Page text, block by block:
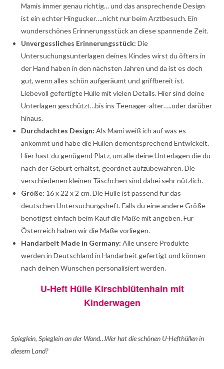
Mamis immer genau richtig… und das ansprechende Design
ist ein echter Hingucker….nicht nur beim Arztbesuch. Ein
wunderschönes Erinnerungsstück an diese spannende Zeit.
Unvergessliches Erinnerungsstück: Die
Untersuchungsunterlagen deines Kindes wirst du öfters in
der Hand haben in den nächsten Jahren und da ist es doch
gut, wenn alles schön aufgeräumt und griffbereit ist.
Liebevoll gefertigte Hülle mit vielen Details. Hier sind deine
Unterlagen geschützt…bis ins Teenager-alter…..oder darüber
hinaus.
Durchdachtes Design: Als Mami weiß ich auf was es
ankommt und habe die Hüllen dementsprechend Entwickelt.
Hier hast du genügend Platz, um alle deine Unterlagen die du
nach der Geburt erhältst, geordnet aufzubewahren. Die
verschiedenen kleinen Täschchen sind dabei sehr nützlich.
Größe: 16 x 22 x 2 cm. Die Hülle ist passend für das
deutschen Untersuchungsheft. Falls du eine andere Größe
benötigst einfach beim Kauf die Maße mit angeben. Für
Österreich haben wir die Maße vorliegen.
Handarbeit Made in Germany: Alle unsere Produkte
werden in Deutschland in Handarbeit gefertigt und können
nach deinen Wünschen personalisiert werden.
U-Heft Hülle Kirschblütenhain mit
Kinderwagen
Spieglein, Spieglein an der Wand…Wer hat die schönen U-Hefthüllen in
diesem Land?